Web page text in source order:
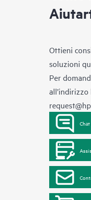
Ottieni
soluzioni
Per
all’indirizzo